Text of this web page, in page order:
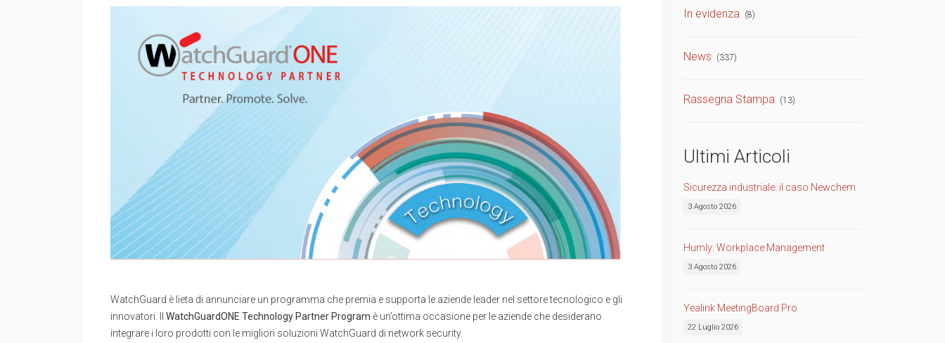
WatchGuard è lieta di annunciare un programma che premia e supporta le aziende leader nel settore tecnologico e gli
innovatori. Il WatchGuardONE Technology Partner Program è un’ottima occasione per le aziende che desiderano
integrare i loro prodotti con le migliori soluzioni WatchGuard di network security.
In evidenza (8)
News (337)
Rassegna Stampa (13)
Ultimi Articoli
Sicurezza industriale: il caso Newchem
3 Agosto 2026
Humly: Workplace Management
3 Agosto 2026
Yealink MeetingBoard Pro
22 Luglio 2026
AV